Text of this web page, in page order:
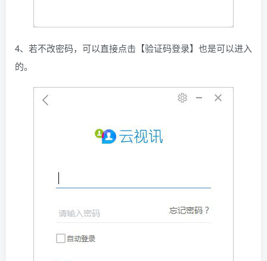
4、若不改密码，可以直接点击【验证码登录】也是可以进入
的。